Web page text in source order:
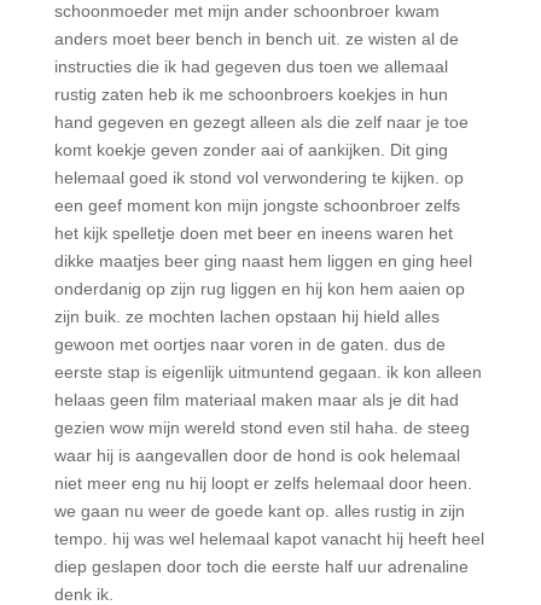
schoonmoeder met mijn ander schoonbroer kwam
anders moet beer bench in bench uit. ze wisten al de
instructies die ik had gegeven dus toen we allemaal
rustig zaten heb ik me schoonbroers koekjes in hun
hand gegeven en gezegt alleen als die zelf naar je toe
komt koekje geven zonder aai of aankijken. Dit ging
helemaal goed ik stond vol verwondering te kijken. op
een geef moment kon mijn jongste schoonbroer zelfs
het kijk spelletje doen met beer en ineens waren het
dikke maatjes beer ging naast hem liggen en ging heel
onderdanig op zijn rug liggen en hij kon hem aaien op
zijn buik. ze mochten lachen opstaan hij hield alles
gewoon met oortjes naar voren in de gaten. dus de
eerste stap is eigenlijk uitmuntend gegaan. ik kon alleen
helaas geen film materiaal maken maar als je dit had
gezien wow mijn wereld stond even stil haha. de steeg
waar hij is aangevallen door de hond is ook helemaal
niet meer eng nu hij loopt er zelfs helemaal door heen.
we gaan nu weer de goede kant op. alles rustig in zijn
tempo. hij was wel helemaal kapot vanacht hij heeft heel
diep geslapen door toch die eerste half uur adrenaline
denk ik.